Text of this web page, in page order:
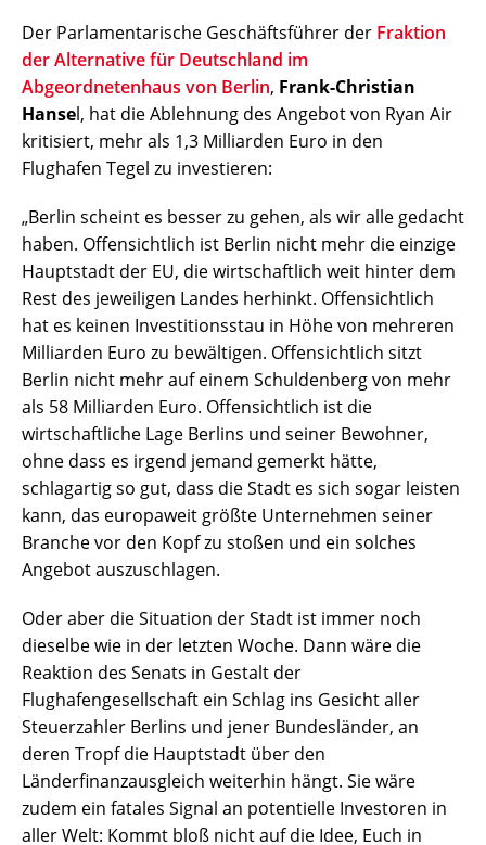
Der Parlamentarische Geschäftsführer der Fraktion
der Alternative für Deutschland im
Abgeordnetenhaus von Berlin, Frank-Christian
Hansel, hat die Ablehnung des Angebot von Ryan Air
kritisiert, mehr als 1,3 Milliarden Euro in den
Flughafen Tegel zu investieren:
„Berlin scheint es besser zu gehen, als wir alle gedacht
haben. Offensichtlich ist Berlin nicht mehr die einzige
Hauptstadt der EU, die wirtschaftlich weit hinter dem
Rest des jeweiligen Landes herhinkt. Offensichtlich
hat es keinen Investitionsstau in Höhe von mehreren
Milliarden Euro zu bewältigen. Offensichtlich sitzt
Berlin nicht mehr auf einem Schuldenberg von mehr
als 58 Milliarden Euro. Offensichtlich ist die
wirtschaftliche Lage Berlins und seiner Bewohner,
ohne dass es irgend jemand gemerkt hätte,
schlagartig so gut, dass die Stadt es sich sogar leisten
kann, das europaweit größte Unternehmen seiner
Branche vor den Kopf zu stoßen und ein solches
Angebot auszuschlagen.
Oder aber die Situation der Stadt ist immer noch
dieselbe wie in der letzten Woche. Dann wäre die
Reaktion des Senats in Gestalt der
Flughafengesellschaft ein Schlag ins Gesicht aller
Steuerzahler Berlins und jener Bundesländer, an
deren Tropf die Hauptstadt über den
Länderfinanzausgleich weiterhin hängt. Sie wäre
zudem ein fatales Signal an potentielle Investoren in
aller Welt: Kommt bloß nicht auf die Idee, Euch in